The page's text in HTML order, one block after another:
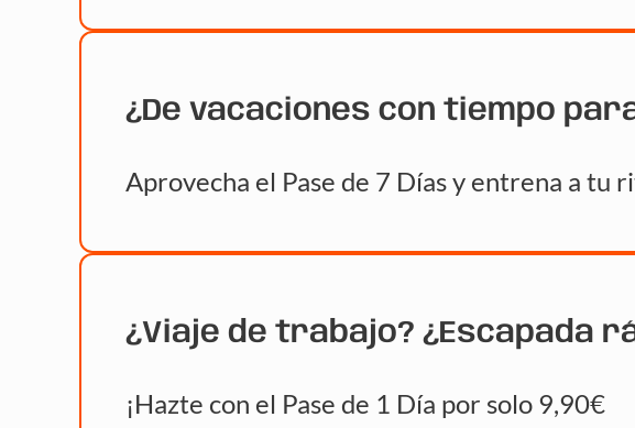
¿De vacaciones con tiempo
Aprovecha el Pase de 7 Días y entrena a tu
¿Viaje de trabajo? ¿Escapada
¡Hazte con el Pase de 1 Día por solo 9,90€